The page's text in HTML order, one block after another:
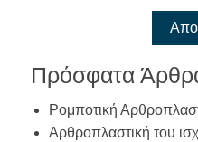
Πρόσφατα
Ρομποτική
Αρθροπλαστική του